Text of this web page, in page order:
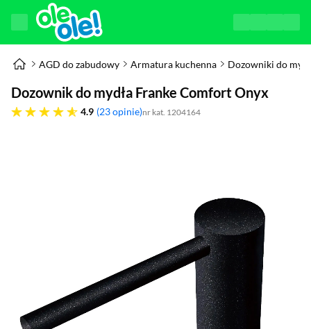
AGD do zabudowy Armatura kuchenna Dozowniki do
Dozownik do mydła Franke Comfort Onyx
4.9
4.9 gwiazdek 23 opinie nr kat. 1204164